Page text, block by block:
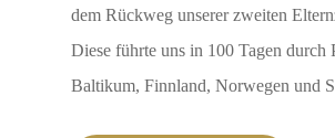
dem Rückweg unserer zweiten
Diese führte uns in 100 Tagen durch
Baltikum, Finnland, Norwegen und